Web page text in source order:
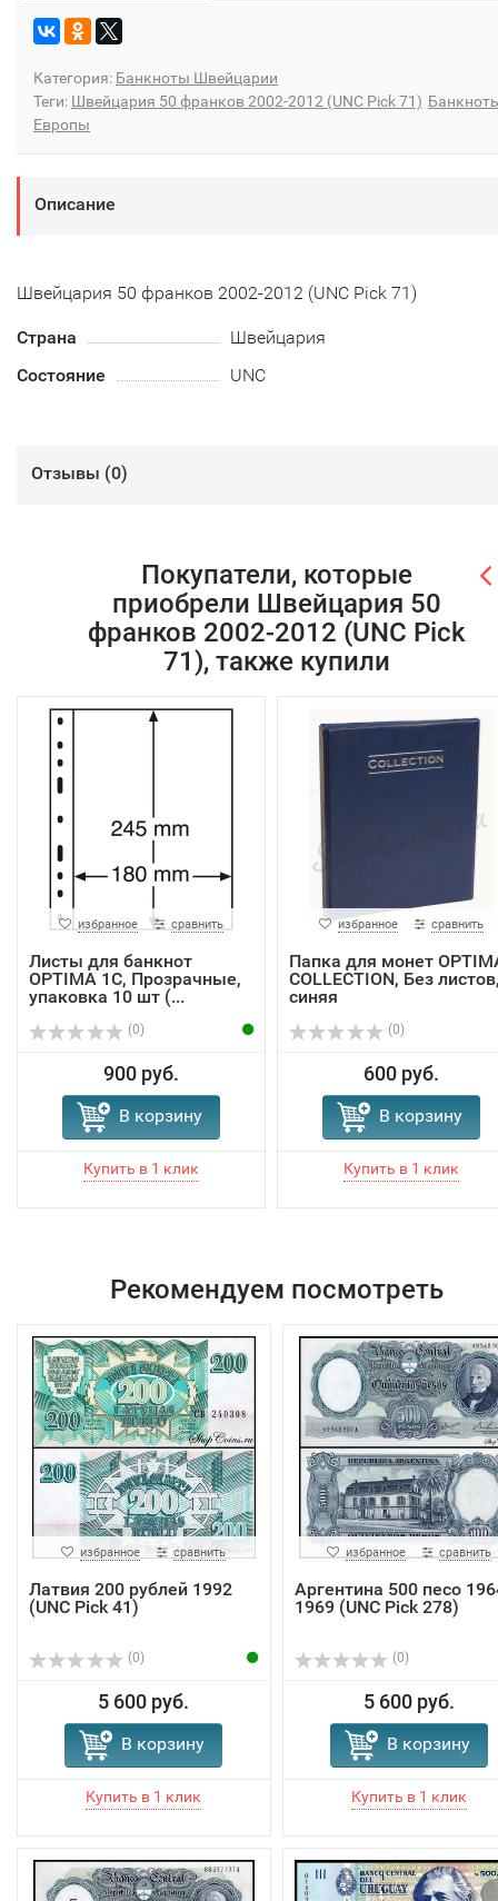
Категория: Банкноты Швейцарии
Теги: Швейцария 50 франков 2002-2012 (UNC Pick 71)
Европы
Описание
Швейцария 50 франков 2002-2012 (UNC Pick 71)
Страна
Швейцария
Состояние
UNC
Отзывы (0)
Покупатели, которые
приобрели Швейцария 50
франков 2002-2012 (UNC Pick
71), также купили
избранное сравнить
Листы для банкнот
OPTIMA 1C, Прозрачные,
упаковка 10 шт (...
(0)
900 руб.
В корзину
избранное сравнить
Папка для монет
COLLECTION, Без
синяя
(0)
600 руб.
В корзину
Рекомендуем посмотреть
избранное сравнить
Латвия 200 рублей 1992
(UNC Pick 41)
(0)
5 600 руб.
В корзину
избранное сравнить
Аргентина 500 песо
1969 (UNC Pick 278)
(0)
5 600 руб.
В корзину